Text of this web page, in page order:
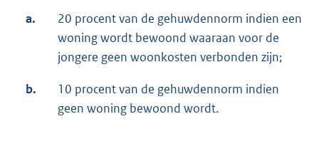
a.
20 procent van de gehuwdennorm indien een
woning wordt bewoond waaraan voor de
jongere geen woonkosten verbonden zijn;
b.
10 procent van de gehuwdennorm indien
geen woning bewoond wordt.